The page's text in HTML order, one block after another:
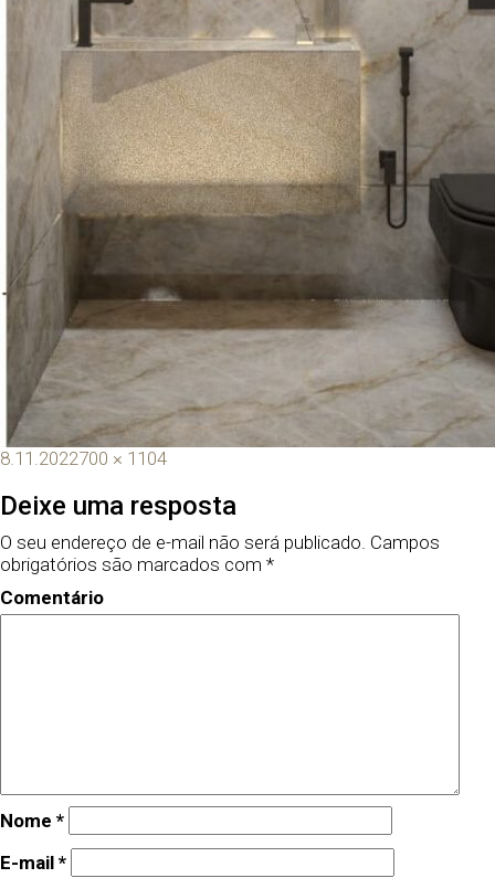
8.11.2022700 × 1104
Deixe uma resposta
O seu endereço de e-mail não será publicado. Campos
obrigatórios são marcados com *
Comentário
Nome *
E-mail *